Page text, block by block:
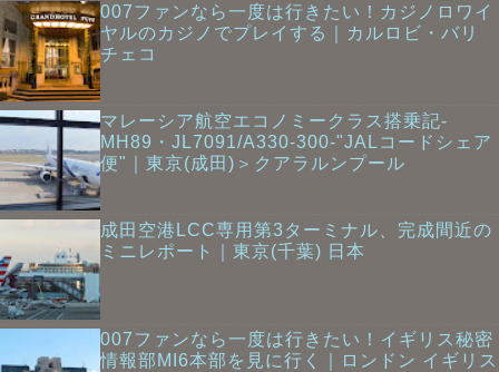
007ファンなら一度は行きたい！カジノロワイ
ヤルのカジノでプレイする｜カルロビ・バリ
チェコ
マレーシア航空エコノミークラス搭乗記-
MH89・JL7091/A330-300-"JALコードシェア
便"｜東京(成田)＞クアラルンプール
成田空港LCC専用第3ターミナル、完成間近の
ミニレポート｜東京(千葉) 日本
007ファンなら一度は行きたい！イギリス秘密
情報部MI6本部を見に行く｜ロンドン イギリス